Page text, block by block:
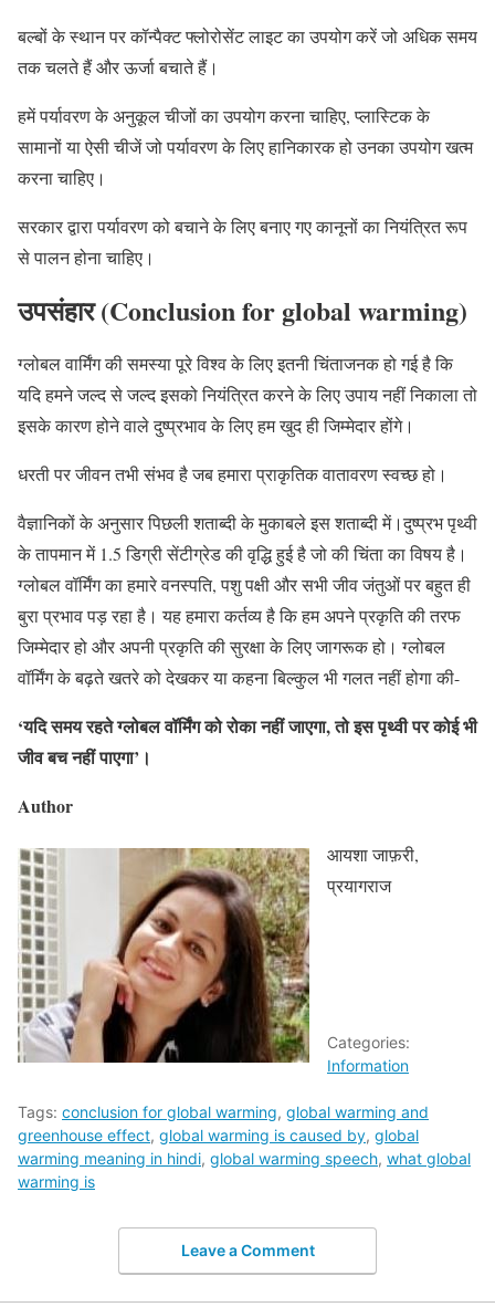
बल्बों के स्थान पर कॉन्पैक्ट फ्लोरोसेंट लाइट का उपयोग करें जो अधिक समय
तक चलते हैं और ऊर्जा बचाते हैं।
हमें पर्यावरण के अनुकूल चीजों का उपयोग करना चाहिए, प्लास्टिक के
सामानों या ऐसी चीजें जो पर्यावरण के लिए हानिकारक हो उनका उपयोग खत्म
करना चाहिए।
सरकार द्वारा पर्यावरण को बचाने के लिए बनाए गए कानूनों का नियंत्रित रूप
से पालन होना चाहिए।
उपसंहार (Conclusion for global warming)
ग्लोबल वार्मिंग की समस्या पूरे विश्व के लिए इतनी चिंताजनक हो गई है कि
यदि हमने जल्द से जल्द इसको नियंत्रित करने के लिए उपाय नहीं निकाला तो
इसके कारण होने वाले दुष्प्रभाव के लिए हम खुद ही जिम्मेदार होंगे।
धरती पर जीवन तभी संभव है जब हमारा प्राकृतिक वातावरण स्वच्छ हो।
वैज्ञानिकों के अनुसार पिछली शताब्दी के मुकाबले इस शताब्दी में।दुष्प्रभ पृथ्वी
के तापमान में 1.5 डिग्री सेंटीग्रेड की वृद्धि हुई है जो की चिंता का विषय है।
ग्लोबल वॉर्मिंग का हमारे वनस्पति, पशु पक्षी और सभी जीव जंतुओं पर बहुत ही
बुरा प्रभाव पड़ रहा है। यह हमारा कर्तव्य है कि हम अपने प्रकृति की तरफ
जिम्मेदार हो और अपनी प्रकृति की सुरक्षा के लिए जागरूक हो। ग्लोबल
वॉर्मिंग के बढ़ते खतरे को देखकर या कहना बिल्कुल भी गलत नहीं होगा की-
‘यदि समय रहते ग्लोबल वॉर्मिंग को रोका नहीं जाएगा, तो इस पृथ्वी पर कोई भी
जीव बच नहीं पाएगा’।
Author
आयशा जाफ़री,
प्रयागराज
Categories:
Information
Tags: conclusion for global warming, global warming and
greenhouse effect, global warming is caused by, global
warming meaning in hindi, global warming speech, what global
warming is
Leave a Comment